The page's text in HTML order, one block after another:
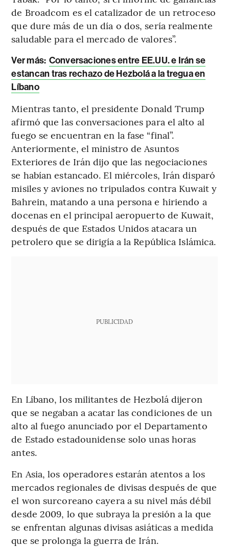
de Broadcom es el catalizador de un retroceso
que dure más de un día o dos, sería realmente
saludable para el mercado de valores”.
Ver más: Conversaciones entre EE.UU. e Irán se
estancan tras rechazo de Hezbolá a la tregua en
Líbano
Mientras tanto, el presidente Donald Trump
afirmó que las conversaciones para el alto al
fuego se encuentran en la fase “final”.
Anteriormente, el ministro de Asuntos
Exteriores de Irán dijo que las negociaciones
se habían estancado. El miércoles, Irán disparó
misiles y aviones no tripulados contra Kuwait y
Bahrein, matando a una persona e hiriendo a
docenas en el principal aeropuerto de Kuwait,
después de que Estados Unidos atacara un
petrolero que se dirigía a la República Islámica.
PUBLICIDAD
En Líbano, los militantes de Hezbolá dijeron
que se negaban a acatar las condiciones de un
alto al fuego anunciado por el Departamento
de Estado estadounidense solo unas horas
antes.
En Asia, los operadores estarán atentos a los
mercados regionales de divisas después de que
el won surcoreano cayera a su nivel más débil
desde 2009, lo que subraya la presión a la que
se enfrentan algunas divisas asiáticas a medida
que se prolonga la guerra de Irán.